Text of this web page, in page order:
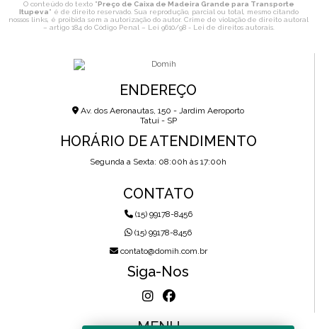
O conteúdo do texto "Preço de Caixa de Madeira Grande para Transporte
Itupeva" é de direito reservado. Sua reprodução, parcial ou total, mesmo citando
nossos links, é proibida sem a autorização do autor. Crime de violação de direito autoral
– artigo 184 do Código Penal – Lei 9610/98 - Lei de direitos autorais.
ENDEREÇO
Av. dos Aeronautas, 150 - Jardim Aeroporto
Tatuí - SP
HORÁRIO DE ATENDIMENTO
Segunda a Sexta: 08:00h às 17:00h
CONTATO
(15) 99178-8456
(15) 99178-8456
contato@domih.com.br
Siga-Nos